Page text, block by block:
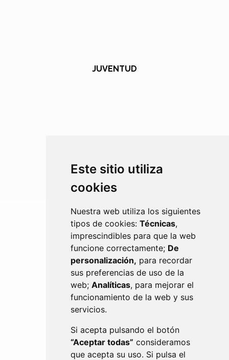
Este sitio utiliza
cookies
Nuestra web utiliza los siguientes
tipos de cookies: Técnicas,
imprescindibles para que la web
funcione correctamente; De
personalización, para recordar
sus preferencias de uso de la
web; Analíticas, para mejorar el
funcionamiento de la web y sus
servicios.
Si acepta pulsando el botón
“Aceptar todas” consideramos
que acepta su uso. Si pulsa el
JUVENTUD
PERSONAL